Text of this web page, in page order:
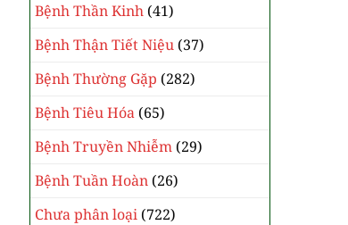
Bệnh Thần Kinh (41)
Bệnh Thận Tiết Niệu (37)
Bệnh Thường Gặp (282)
Bệnh Tiêu Hóa (65)
Bệnh Truyền Nhiễm (29)
Bệnh Tuần Hoàn (26)
Chưa phân loại (722)